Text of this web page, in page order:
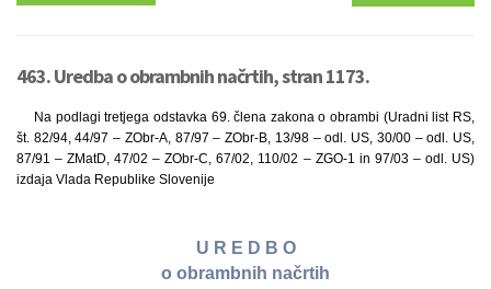
463. Uredba o obrambnih načrtih, stran 1173.
Na podlagi tretjega odstavka 69. člena zakona o obrambi (Uradni list RS,
št. 82/94, 44/97 – ZObr-A, 87/97 – ZObr-B, 13/98 – odl. US, 30/00 – odl. US,
87/91 – ZMatD, 47/02 – ZObr-C, 67/02, 110/02 – ZGO-1 in 97/03 – odl. US)
izdaja Vlada Republike Slovenije
U R E D B O
o obrambnih načrtih